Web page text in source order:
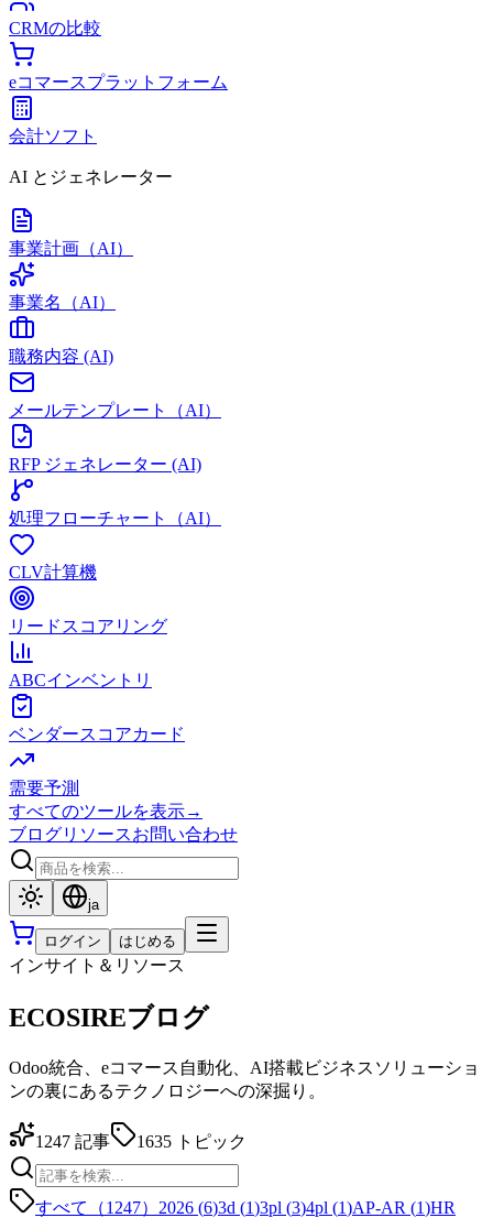
CRMの比較
eコマースプラットフォーム
会計ソフト
AI とジェネレーター
事業計画（AI）
事業名（AI）
職務内容 (AI)
メールテンプレート（AI）
RFP ジェネレーター (AI)
処理フローチャート（AI）
CLV計算機
リードスコアリング
ABCインベントリ
ベンダースコアカード
需要予測
すべてのツールを表示→
ブログリソースお問い合わせ
ja
ログイン はじめる
インサイト＆リソース
ECOSIREブログ
Odoo統合、eコマース自動化、AI搭載ビジネスソリューショ
ンの裏にあるテクノロジーへの深掘り。
1247 記事 1635 トピック
すべて（1247） 2026 (6)3d (1)3pl (3)4pl (1)AP-AR (1)HR